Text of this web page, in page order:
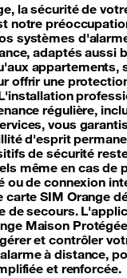
la sécurité de
notre
systèmes
adaptés aussi
appartements,
offrir une
régulière,
vous
d'esprit
de sécurité
même en cas de
ou de connexion
carte SIM Orange
de secours.
Maison
et contrôler
à distance,
et renforcée.